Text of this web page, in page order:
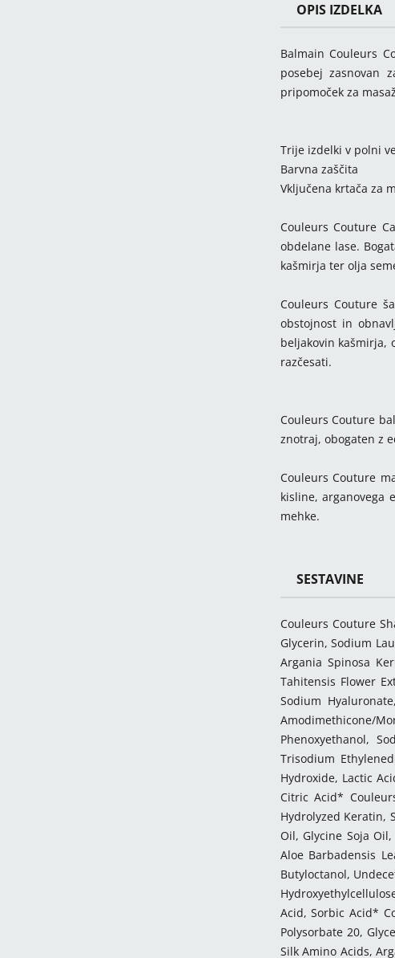
OPIS IZDELKA
Balmain Couleurs
posebej zasnovan
pripomoček za
Trije izdelki v polni
Barvna zaščita
Vključena krtača za
Couleurs Couture
obdelane lase.
kašmirja ter olja
Couleurs Couture
obstojnost in
beljakovin kašmirja,
razčesati.
Couleurs Couture
znotraj, obogaten z
Couleurs Couture
kisline, arganovega
mehke.
SESTAVINE
Couleurs Couture
Glycerin, Sodium
Argania Spinosa
Tahitensis Flower
Sodium
Amodimethicone/
Phenoxyethanol,
Trisodium
Hydroxide, Lactic
Citric Acid*
Hydrolyzed Keratin,
Oil, Glycine Soja
Aloe Barbadensis
Butyloctanol,
Acid, Sorbic Acid*
Polysorbate 20,
Silk Amino Acids,